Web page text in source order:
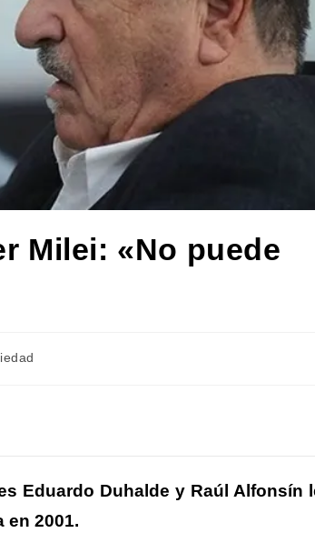
Milei: «No puede
Eduardo Duhalde y Raúl Alfonsín
en 2001.